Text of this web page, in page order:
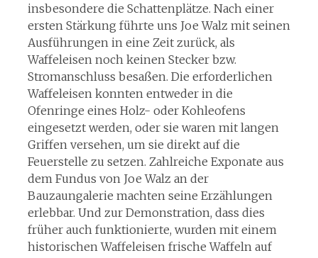
insbesondere die Schattenplätze. Nach einer
ersten Stärkung führte uns Joe Walz mit seinen
Ausführungen in eine Zeit zurück, als
Waffeleisen noch keinen Stecker bzw.
Stromanschluss besaßen. Die erforderlichen
Waffeleisen konnten entweder in die
Ofenringe eines Holz- oder Kohleofens
eingesetzt werden, oder sie waren mit langen
Griffen versehen, um sie direkt auf die
Feuerstelle zu setzen. Zahlreiche Exponate aus
dem Fundus von Joe Walz an der
Bauzaungalerie machten seine Erzählungen
erlebbar. Und zur Demonstration, dass dies
früher auch funktionierte, wurden mit einem
historischen Waffeleisen frische Waffeln auf